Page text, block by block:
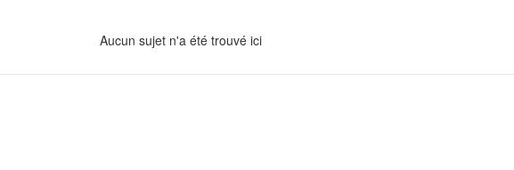
Aucun sujet n'a été trouvé ici